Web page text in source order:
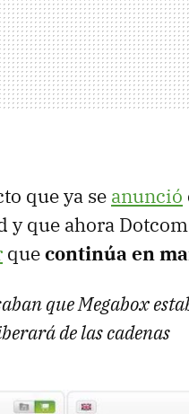
que ya se anunció
y que ahora
quecontinúa en
que Megabox
de las cadenas